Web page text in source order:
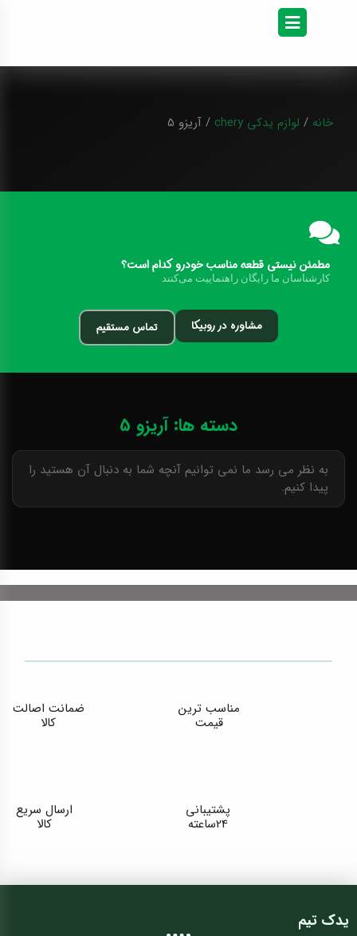
خانه / لوازم یدکی chery / آریزو 5
مطمئن نیستی قطعه مناسب خودرو کداماست؟
کارشناسان ما رایگان راهنماییت می‌کنند
مشاوره در روبیکا تماس مستقیم
دسته ها: آریزو 5
به نظر می رسد ما نمی توانیم آنچه شما به دنبال آن هستید را
پیدا کنیم.
مناسب ترین
قیمت
ضمانت اصالت
کالا
پشتیبانی
24ساعته
ارسال سریع
کالا
یدک تیم